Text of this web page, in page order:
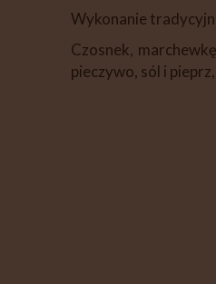
Wykonanie
Czosnek,
pieczywo, sól i